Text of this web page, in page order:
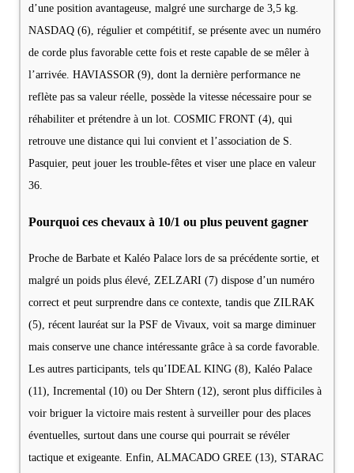
d’une position avantageuse, malgré une surcharge de 3,5 kg.
NASDAQ (6), régulier et compétitif, se présente avec un numéro
de corde plus favorable cette fois et reste capable de se mêler à
l’arrivée. HAVIASSOR (9), dont la dernière performance ne
reflète pas sa valeur réelle, possède la vitesse nécessaire pour se
réhabiliter et prétendre à un lot. COSMIC FRONT (4), qui
retrouve une distance qui lui convient et l’association de S.
Pasquier, peut jouer les trouble-fêtes et viser une place en valeur
36.
Pourquoi ces chevaux à 10/1 ou plus peuvent gagner
Proche de Barbate et Kaléo Palace lors de sa précédente sortie, et
malgré un poids plus élevé, ZELZARI (7) dispose d’un numéro
correct et peut surprendre dans ce contexte, tandis que ZILRAK
(5), récent lauréat sur la PSF de Vivaux, voit sa marge diminuer
mais conserve une chance intéressante grâce à sa corde favorable.
Les autres participants, tels qu’IDEAL KING (8), Kaléo Palace
(11), Incremental (10) ou Der Shtern (12), seront plus difficiles à
voir briguer la victoire mais restent à surveiller pour des places
éventuelles, surtout dans une course qui pourrait se révéler
tactique et exigeante. Enfin, ALMACADO GREE (13), STARAC